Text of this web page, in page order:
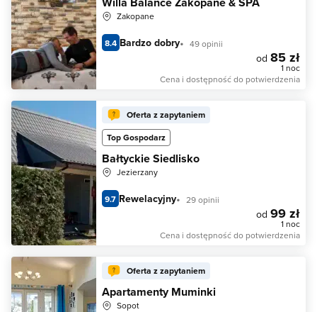
Zakopane
8.4 Bardzo dobry 49 opinii
od 85 zł
1 noc
Cena i dostępność do potwierdzenia
Oferta z zapytaniem
Top Gospodarz
Bałtyckie Siedlisko
Jezierzany
9.7 Rewelacyjny 29 opinii
od 99 zł
1 noc
Cena i dostępność do potwierdzenia
Oferta z zapytaniem
Apartamenty Muminki
Sopot